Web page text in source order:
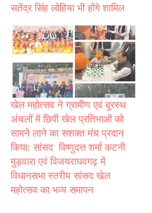
सतेंद्र सिंह लोहिया भी होंगे शामिल
खेल महोत्सव ने ग्रामीण एवं दूरस्थ
अंचलों में छिपी खेल प्रतिभाओं को
सामने लाने का सशक्त मंच प्रदान
किया: सांसद विष्णुदत्त शर्मा कटनी
मुड़वारा एवं विजयराघवगढ़ में
विधानसभा स्तरीय सांसद खेल
महोत्सव का भव्य समापन